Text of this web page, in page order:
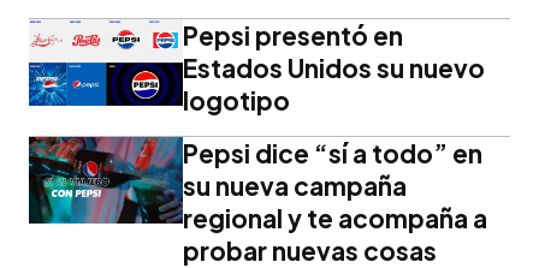
Pepsi presentó en
Estados Unidos su nuevo
logotipo
Pepsi dice “sí a todo” en
su nueva campaña
regional y te acompaña a
probar nuevas cosas